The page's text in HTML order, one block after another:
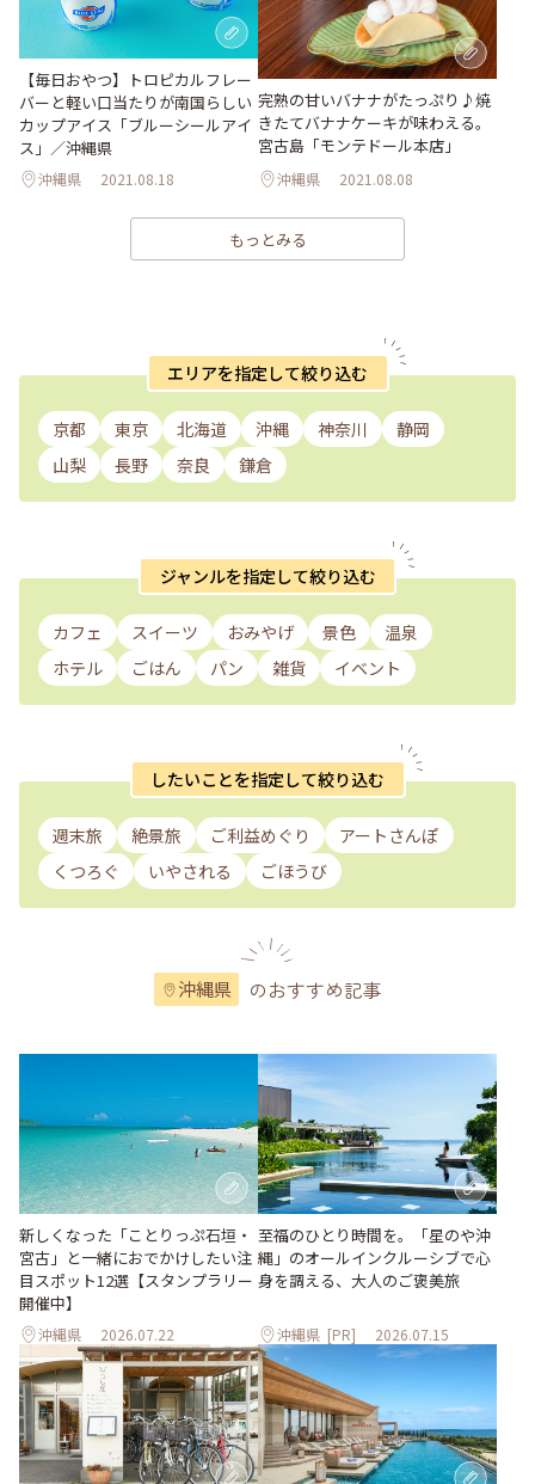
【毎日おやつ】トロピカルフレー
バーと軽い口当たりが南国らしい
カップアイス「ブルーシールアイ
ス」／沖縄県
沖縄県 2021.08.18
完熟の甘いバナナがたっぷり♪焼
きたてバナナケーキが味わえる。
宮古島「モンテドール本店」
沖縄県 2021.08.08
もっとみる
エリアを指定して絞り込む
京都 東京 北海道 沖縄 神奈川
静岡
山梨
長野 奈良 鎌倉
ジャンルを指定して絞り込む
カフェ スイーツ おみやげ 景色
温泉
ホテル
ごはん パン 雑貨 イベント
したいことを指定して絞り込む
週末旅 絶景旅 ご利益めぐり
アートさんぽ
くつろぐ
いやされる ごほうび
沖縄県 のおすすめ記事
新しくなった「ことりっぷ石垣・
宮古」と一緒におでかけしたい注
目スポット12選【スタンプラリー
開催中】
沖縄県 2026.07.22
至福のひとり時間を。「星のや沖
縄」のオールインクルーシブで心
身を調える、大人のご褒美旅
沖縄県 [PR] 2026.07.15